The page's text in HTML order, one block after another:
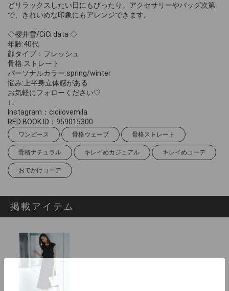
どリラックスしたい日にもぴったり。アクセサリーやバッグ次第
で、きれいめな印象にもアレンジできます。
◇櫻井雪/CiCi data ◇
年齢:40代
顔タイプ：フレッシュ
骨格:ストレート
パーソナルカラー:spring/winter
悩み:上半身立体感がある
お気軽にフォローください♡
↓↓
Instagram：cicilovemila
RED BOOK ID：959015300
ワンピース 骨格ウェーブ 骨格ストレート
骨格ナチュラル キレイめカジュアル キレイめコーデ
おでかけコーデ
掲載アイテム